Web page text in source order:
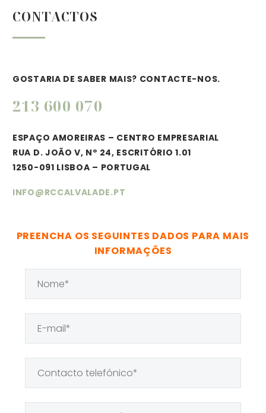
CONTACTOS
GOSTARIA DE SABER MAIS? CONTACTE-NOS.
213 600 070
ESPAÇO AMOREIRAS – CENTRO EMPRESARIAL
RUA D. JOÃO V, Nº 24, ESCRITÓRIO 1.01
1250-091 LISBOA – PORTUGAL
INFO@RCCALVALADE.PT
PREENCHA OS SEGUINTES DADOS PARA MAIS
INFORMAÇÕES